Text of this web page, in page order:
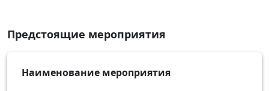
Предстоящие мероприятия
Наименование мероприятия